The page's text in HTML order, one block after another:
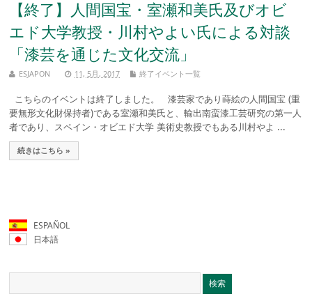
【終了】人間国宝・室瀬和美氏及びオビ
エド大学教授・川村やよい氏による対談
「漆芸を通じた文化交流」
ESJAPON 11, 5月, 2017 終了イベント一覧
こちらのイベントは終了しました。 漆芸家であり蒔絵の人間国宝 (重
要無形文化財保持者)である室瀬和美氏と、輸出南蛮漆工芸研究の第一人
者であり、スペイン・オビエド大学 美術史教授でもある川村やよ ...
続きはこちら »
ESPAÑOL
日本語